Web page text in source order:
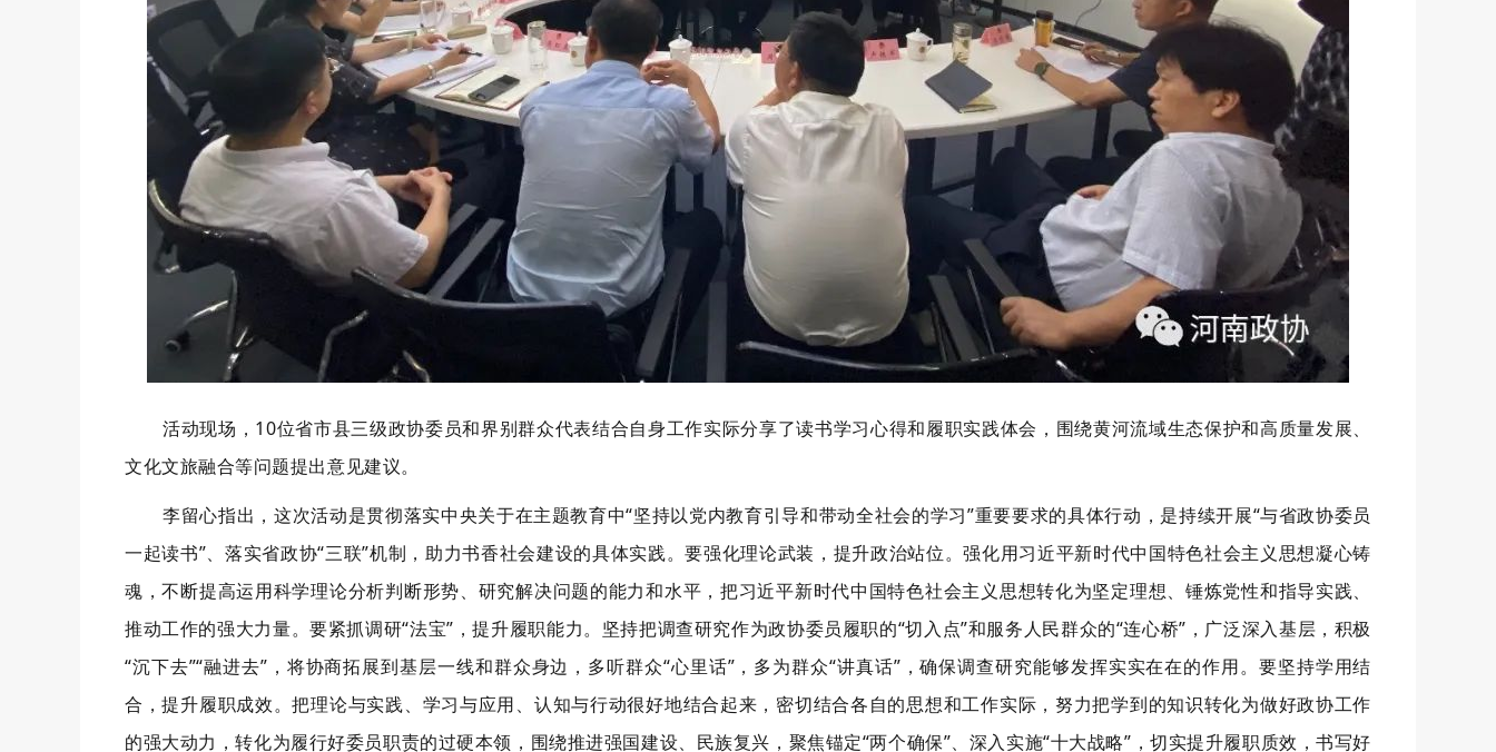
活动现场，10位省市县三级政协委员和界别群众代表结合自身工作实际分享了读书学习心得和履职实践体会，围绕黄河流域生态保护和高质量发展、
文化文旅融合等问题提出意见建议。
李留心指出，这次活动是贯彻落实中央关于在主题教育中“坚持以党内教育引导和带动全社会的学习”重要要求的具体行动，是持续开展“与省政协委员
一起读书”、落实省政协“三联”机制，助力书香社会建设的具体实践。要强化理论武装，提升政治站位。强化用习近平新时代中国特色社会主义思想凝心铸
魂，不断提高运用科学理论分析判断形势、研究解决问题的能力和水平，把习近平新时代中国特色社会主义思想转化为坚定理想、锤炼党性和指导实践、
推动工作的强大力量。要紧抓调研“法宝”，提升履职能力。坚持把调查研究作为政协委员履职的“切入点”和服务人民群众的“连心桥”，广泛深入基层，积极
“沉下去”“融进去”，将协商拓展到基层一线和群众身边，多听群众“心里话”，多为群众“讲真话”，确保调查研究能够发挥实实在在的作用。要坚持学用结
合，提升履职成效。把理论与实践、学习与应用、认知与行动很好地结合起来，密切结合各自的思想和工作实际，努力把学到的知识转化为做好政协工作
的强大动力，转化为履行好委员职责的过硬本领，围绕推进强国建设、民族复兴，聚焦锚定“两个确保”、深入实施“十大战略”，切实提升履职质效，书写好